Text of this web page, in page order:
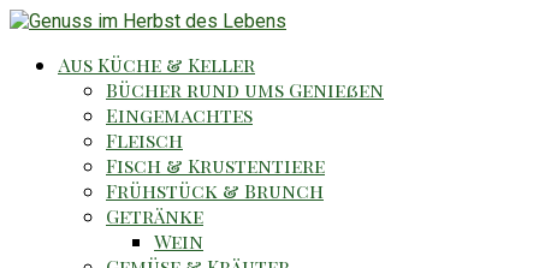
Aus Küche & Keller
Bücher rund ums Genießen
Eingemachtes
Fleisch
Fisch & Krustentiere
Frühstück & Brunch
Getränke
Wein